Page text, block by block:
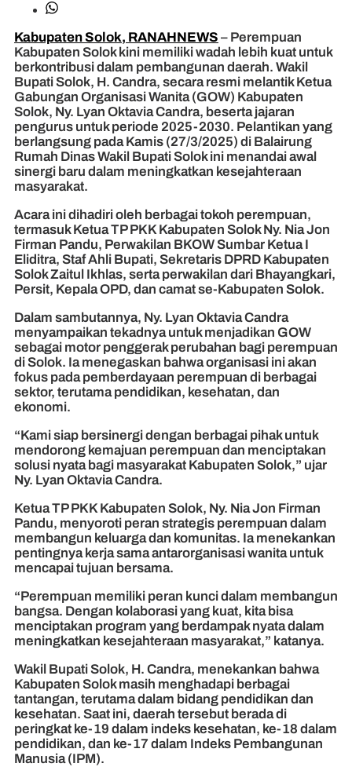
Kabupaten Solok, RANAHNEWS – Perempuan
Kabupaten Solok kini memiliki wadah lebih kuat untuk
berkontribusi dalam pembangunan daerah. Wakil
Bupati Solok, H. Candra, secara resmi melantik Ketua
Gabungan Organisasi Wanita (GOW) Kabupaten
Solok, Ny. Lyan Oktavia Candra, beserta jajaran
pengurus untuk periode 2025-2030. Pelantikan yang
berlangsung pada Kamis (27/3/2025) di Balairung
Rumah Dinas Wakil Bupati Solok ini menandai awal
sinergi baru dalam meningkatkan kesejahteraan
masyarakat.
Acara ini dihadiri oleh berbagai tokoh perempuan,
termasuk Ketua TP PKK Kabupaten Solok Ny. Nia Jon
Firman Pandu, Perwakilan BKOW Sumbar Ketua I
Eliditra, Staf Ahli Bupati, Sekretaris DPRD Kabupaten
Solok Zaitul Ikhlas, serta perwakilan dari Bhayangkari,
Persit, Kepala OPD, dan camat se-Kabupaten Solok.
Dalam sambutannya, Ny. Lyan Oktavia Candra
menyampaikan tekadnya untuk menjadikan GOW
sebagai motor penggerak perubahan bagi perempuan
di Solok. Ia menegaskan bahwa organisasi ini akan
fokus pada pemberdayaan perempuan di berbagai
sektor, terutama pendidikan, kesehatan, dan
ekonomi.
“Kami siap bersinergi dengan berbagai pihak untuk
mendorong kemajuan perempuan dan menciptakan
solusi nyata bagi masyarakat Kabupaten Solok,” ujar
Ny. Lyan Oktavia Candra.
Ketua TP PKK Kabupaten Solok, Ny. Nia Jon Firman
Pandu, menyoroti peran strategis perempuan dalam
membangun keluarga dan komunitas. Ia menekankan
pentingnya kerja sama antarorganisasi wanita untuk
mencapai tujuan bersama.
“Perempuan memiliki peran kunci dalam membangun
bangsa. Dengan kolaborasi yang kuat, kita bisa
menciptakan program yang berdampak nyata dalam
meningkatkan kesejahteraan masyarakat,” katanya.
Wakil Bupati Solok, H. Candra, menekankan bahwa
Kabupaten Solok masih menghadapi berbagai
tantangan, terutama dalam bidang pendidikan dan
kesehatan. Saat ini, daerah tersebut berada di
peringkat ke-19 dalam indeks kesehatan, ke-18 dalam
pendidikan, dan ke-17 dalam Indeks Pembangunan
Manusia (IPM).